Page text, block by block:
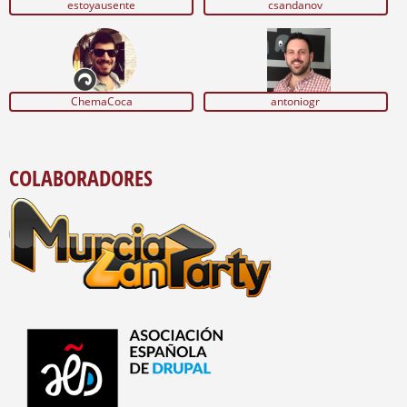
estoyausente csandanov
ChemaCoca antoniogr
COLABORADORES